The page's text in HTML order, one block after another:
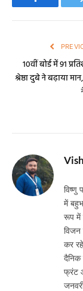
Facebook
10वीं बोर्ड में 91
श्रेष्ठा दुबे ने बढ़ाया
विष्णु
में
रूप में
विजन
कर
दैनिक
फ्रंट